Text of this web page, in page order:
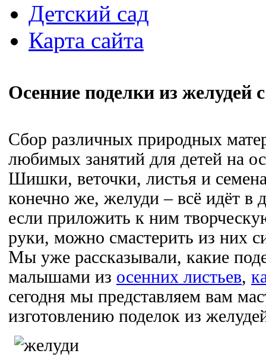
Детский сад
Карта сайта
Осенние поделки из
Сбор различных природных
любимых занятий для детей на
Шишки, веточки, листья и
конечно же, желуди – всё идёт в
если приложить к ним
руки, можно смастерить из них
Мы уже рассказывали, какие
малышами из осенних листьев,
сегодня мы представляем вам
изготовлению поделок из